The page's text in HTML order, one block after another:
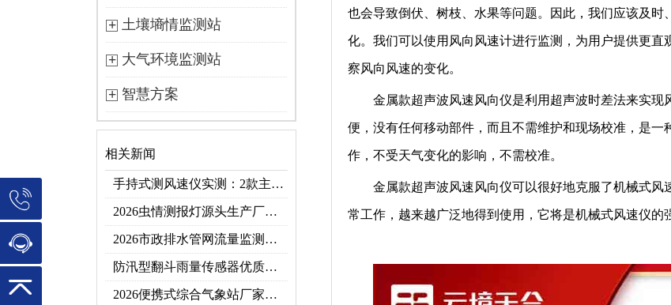
土壤墒情监测站
大气环境监测站
智慧方案
相关新闻
手持式测风速仪实测：2款主流型号参数对比+3类应用场景
2026虫情测报灯源头生产厂家优选推荐：云境天合
2026市政排水管网流量监测系统top10推荐榜：高精度+多维度监测管网环境
防汛型翻斗雨量传感器优质厂家 TOP5 榜首
2026便携式综合气象站厂家排行！应急临时建站首选双品牌
也会导致倒伏、树枝、水果等问题。因此，我们应该及
化。我们可以使用风向风速计进行监测，为用户提供更
察风向风速的变化。
金属款超声波风速风向仪是利用超声波时差法来实
便，没有任何移动部件，而且不需维护和现场校准，是
作，不受天气变化的影响，不需校准。
金属款超声波风速风向仪可以很好地克服了机械式
常工作，越来越广泛地得到使用，它将是机械式风速仪的